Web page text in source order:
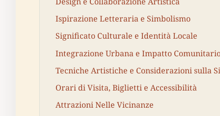
Ispirazione Letteraria e Simbolismo
Significato Culturale e Identità Locale
Integrazione Urbana e Impatto
Tecniche Artistiche e Considerazioni sulla
Orari di Visita, Biglietti e Accessibilità
Attrazioni Nelle Vicinanze